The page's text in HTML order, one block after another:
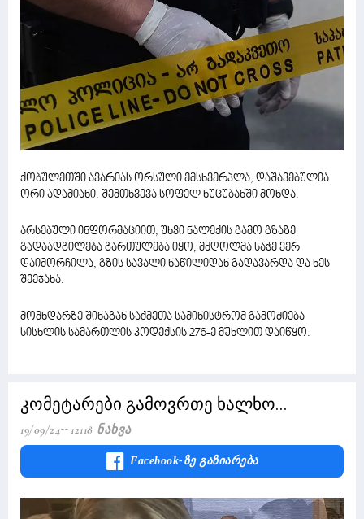
ქობულეთში ავარიას ორსული ემსხვერპლა, დაშავებულია
ორი ადამიანი. შემთხვევა სოფელ ხუცუბანში მოხდა.
არსებული ინფორმაციით, უხვი ნალექის გამო გზაზე
გადაადგილება გართულება იყო, მძღოლმა საჭე ვერ
დაიმორჩილა, გზის სავალი ნაწილიდან გადავარდა და ხეს
შეეჯახა.
მომხდარზე შინაგან საქმეთა სამინისტრომ გამოძიება
სისხლის სამართლის კოდექსის 276-ე მუხლით დაიწყო.
კომეტარები გამოვრთე ხალხო...
19/09/24 12118 Ნახვა
Facebook-Ზე Გაზიარება